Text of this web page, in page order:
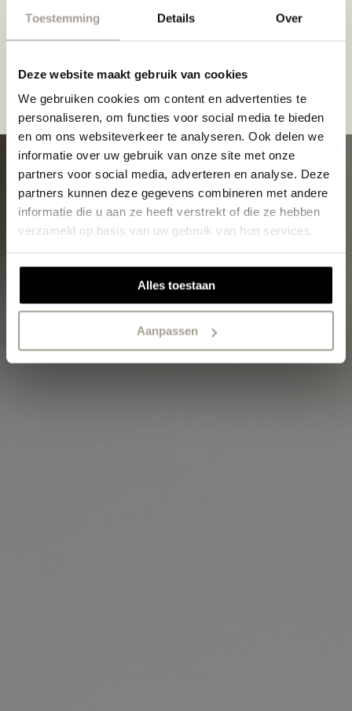
Toestemming Details Over
Deze website maakt gebruik van cookies
We gebruiken cookies om content en advertenties te
personaliseren, om functies voor social media te bieden
en om ons websiteverkeer te analyseren. Ook delen we
informatie over uw gebruik van onze site met onze
partners voor social media, adverteren en analyse. Deze
partners kunnen deze gegevens combineren met andere
informatie die u aan ze heeft verstrekt of die ze hebben
verzameld op basis van uw gebruik van hun services.
Alles toestaan
Aanpassen